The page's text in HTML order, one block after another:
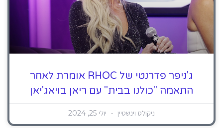
ג'ניפר פדרנטי של RHOC אומרת לאחר
התאמה "כולנו בבית" עם ריאן בויאג'יאן
ניקולס וינשטיין יולי 25, 2024